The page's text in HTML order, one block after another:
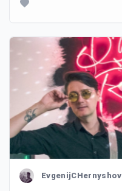
EvgenijCHernyshov